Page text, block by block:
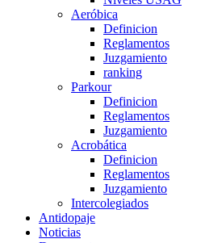
Aeróbica
Definicion
Reglamentos
Juzgamiento
ranking
Parkour
Definicion
Reglamentos
Juzgamiento
Acrobática
Definicion
Reglamentos
Juzgamiento
Intercolegiados
Antidopaje
Noticias